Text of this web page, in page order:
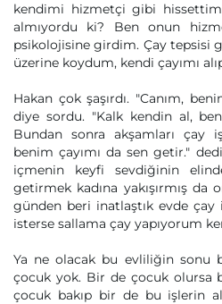
kendimi hizmetçi gibi hissettim.
almıyordu ki? Ben onun
psikolojisine girdim. Çay tepsisi
üzerine koydum, kendi çayımı
Hakan çok şaşırdı. "Canım,
diye sordu. "Kalk kendin al,
Bundan sonra akşamları çay
benim çayımı da sen getir."
içmenin keyfi sevdiğinin
getirmek kadına yakışırmış da
günden beri inatlaştık evde çay
isterse sallama çay yapıyorum
Ya ne olacak bu evliliğin sonu
çocuk yok. Bir de çocuk olursa
çocuk bakıp bir de bu işlerin